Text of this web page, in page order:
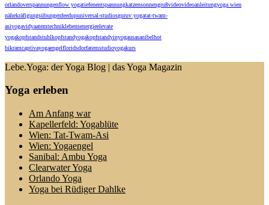
orlandoverspannungenflow yogatiefenentspannungkatzensonnengrußvideovideoanleitungyoga wien
nähekräfigungsübungenfeedupuniversal-studiosguruv yogatat-twam-
asiyogavidyaatemtechniklebensenergieelevate
yogakopfstandstuhlkopfstandyogakopfstandyinyogausasanibelhot
bikramcaptivayogaengelfloridsdorfatemstudioyogakurs
Lebe.Yoga: der Yoga Blog | das Yoga Magazin
Yoga erleben
Am Anfang war
Kapellerfeld: Yogablüte
Wien: Tat-Twam-Asi
Wien: Yogaengel
Sanibal: Ambu Yoga
Clearwater Yoga
Orlando Yoga
Yoga bei Rüdiger Dahlke